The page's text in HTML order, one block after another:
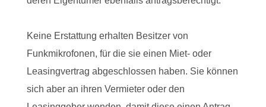
Keine Erstattung erhalten Besitzer von
Funkmikrofonen, für die sie einen Miet- oder
Leasingvertrag abgeschlossen haben. Sie können
sich aber an ihren Vermieter oder den